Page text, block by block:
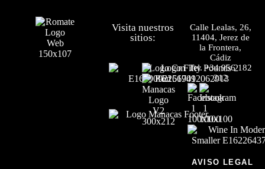
Visita nuestros
sitios:
Calle Lealas, 26,
11404, Jerez de
la Frontera,
Cádiz
Tel.+34 956 182
212
AVISO LEGAL